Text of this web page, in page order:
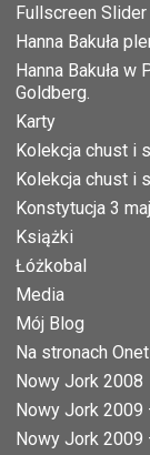
Fullscreen Slider
Hanna Bakuła
Hanna Bakuła w
Goldberg.
Karty
Kolekcja chust i
Kolekcja chust i
Konstytucja 3
Książki
Łóżkobal
Media
Mój Blog
Na stronach
Nowy Jork 2008
Nowy Jork 2009
Nowy Jork 2009